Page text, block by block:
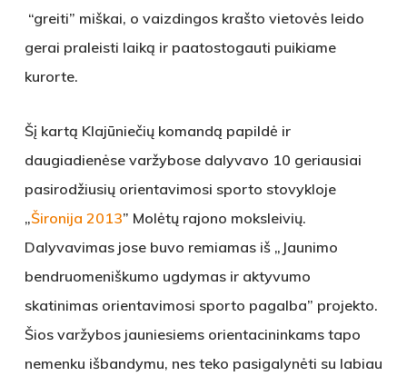
“greiti” miškai, o vaizdingos krašto vietovės leido
gerai praleisti laiką ir paatostogauti puikiame
kurorte.
Šį kartą Klajūniečių komandą papildė ir
daugiadienėse varžybose dalyvavo 10 geriausiai
pasirodžiusių orientavimosi sporto stovykloje
„Šironija 2013” Molėtų rajono moksleivių.
Dalyvavimas jose buvo remiamas iš „Jaunimo
bendruomeniškumo ugdymas ir aktyvumo
skatinimas orientavimosi sporto pagalba” projekto.
Šios varžybos jauniesiems orientacininkams tapo
nemenku išbandymu, nes teko pasigalynėti su labiau